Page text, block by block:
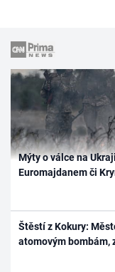
Mýty o válce na
Euromajdanem či
Štěstí z Kokury:
atomovým bombám,